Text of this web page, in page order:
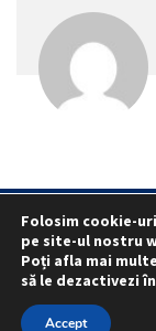
Politica folosirii
Folosim cookie-
pe site-ul nostru
Poți afla mai
să le dezactivezi în
Accept